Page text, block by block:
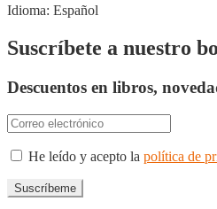
Idioma: Español
Suscríbete a nuestro
Descuentos en libros,
He leído y acepto la política de